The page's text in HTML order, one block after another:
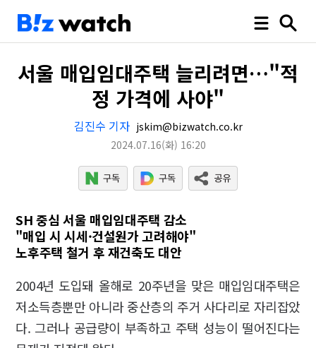
서울 매입임대주택 늘리려면…"적
정 가격에 사야"
김진수 기자 jskim@bizwatch.co.kr
2024.07.16(화) 16:20
SH 중심 서울 매입임대주택 감소
"매입 시 시세·건설원가 고려해야"
노후주택 철거 후 재건축도 대안
2004년 도입돼 올해로 20주년을 맞은 매입임대주택은
저소득층뿐만 아니라 중산층의 주거 사다리로 자리잡았
다. 그러나 공급량이 부족하고 주택 성능이 떨어진다는